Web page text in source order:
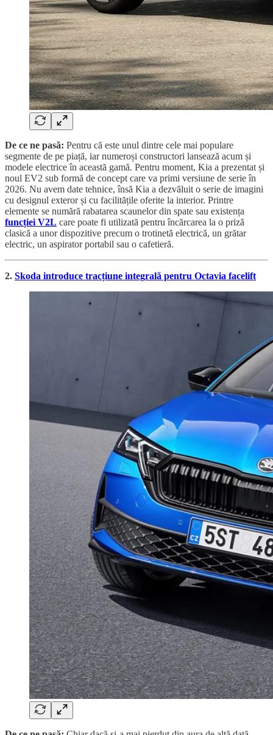
De ce ne pasă: Pentru că este unul dintre cele mai populare
segmente de pe piață, iar numeroși constructori lansează acum și
modele electrice în această gamă. Pentru moment, Kia a prezentat și
noul EV2 sub formă de concept care va primi versiune de serie în
2026. Nu avem date tehnice, însă Kia a dezvăluit o serie de imagini
cu designul exteror și cu facilitățile oferite la interior. Printre
elemente se numără rabatarea scaunelor din spate sau existența
funcției V2L care poate fi utilizată pentru încărcarea la o priză
clasică a unor dispozitive precum o trotinetă electrică, un grătar
electric, un aspirator portabil sau o cafetieră.
2. Skoda introduce tracțiune integrală pentru Octavia facelift